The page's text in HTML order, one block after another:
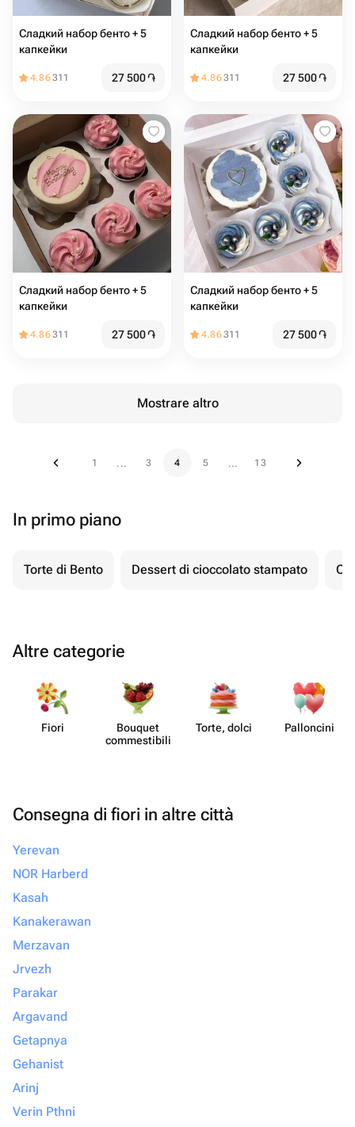
Сладкий набор бенто + 5
капкейки
4.86311 27 500֏
Сладкий набор бенто + 5
капкейки
4.86311 27 500֏
Сладкий набор бенто + 5
капкейки
4.86311 27 500֏
Сладкий набор бенто + 5
капкейки
4.86311 27 500֏
Mostrare altro
1 ... 3 4 5 ... 13
In primo piano
Torte di Bento Dessert di cioccolato stampato
Altre categorie
Fiori
Bouquet
commes​tibili
Torte, dolci Pall​oncini
Consegna di fiori in altre città
Yerevan
NOR Harberd
Kasah
Kanakerawan
Merzavan
Jrvezh
Parakar
Argavand
Getapnya
Gehanist
Arinj
Verin Pthni